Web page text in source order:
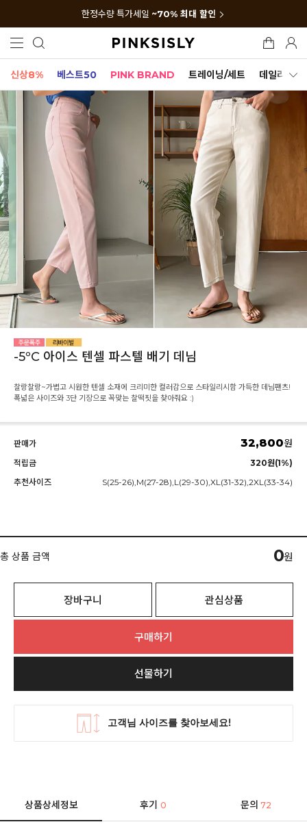
한정수량 특가세일 ~70% 최대 할인
신상8% 베스트50 PINK BRAND 트레이닝/세트 데일리세트
-5ºC 아이스 텐셀 파스텔 배기 데님
찰랑찰랑~가볍고 시원한 텐셀 소재에 크리미한 컬러감으로 스타일리시함 가득한 데님팬츠!
폭넓은 사이즈와 3단 기장으로 꼭맞는 찰떡핏을 찾아줘요 :)
판매가 32,800원
적립금
320원(1%)
추천사이즈
S(25-26),M(27-28),L(29-30),XL(31-32),2XL(33-34)
총 상품 금액 0원
장바구니 관심상품
구매하기
선물하기
상품상세정보 후기0 문의 72